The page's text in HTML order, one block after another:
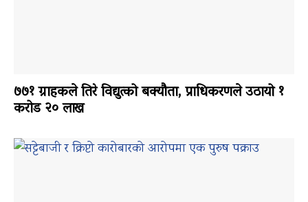
७७१ ग्राहकले तिरे विद्युत्को बक्यौता, प्राधिकरणले उठायो १
करोड २० लाख